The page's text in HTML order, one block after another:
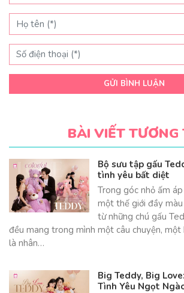
GỬI BÌNH LUẬN
BÀI VIẾT TƯƠNG
Bộ sưu tập gấu
tình yêu bất diệt
Trong góc nhỏ ấm
một thế giới đầy
từ những chú gấu
đều mang trong mình một câu chuyện,
là nhân…
Big Teddy, Big
Tình Yêu Ngọt